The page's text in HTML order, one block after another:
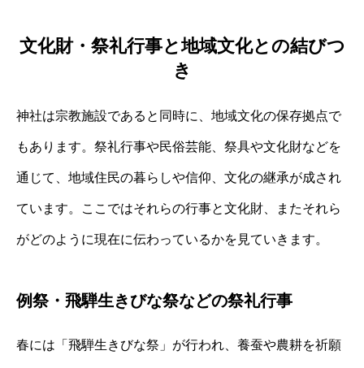
文化財・祭礼行事と地域文化との結びつ
き
神社は宗教施設であると同時に、地域文化の保存拠点で
もあります。祭礼行事や民俗芸能、祭具や文化財などを
通じて、地域住民の暮らしや信仰、文化の継承が成され
ています。ここではそれらの行事と文化財、またそれら
がどのように現在に伝わっているかを見ていきます。
例祭・飛騨生きびな祭などの祭礼行事
春には「飛騨生きびな祭」が行われ、養蚕や農耕を祈願